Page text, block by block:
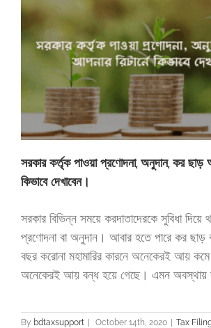
সরকার কর্তৃক পাওয়া প্রণোদনা, অনুদান, কর ছাড়
কিভাবে দেখাবেন।
সরকার বিভিন্ন সময়ে করদাতাদেরকে সুবিধা দিয়ে
প্রণোদনা বা অনুদান। আবার হতে পারে কর ছাড়
বছর করোনা মহামারির কারনে অনেকেরই আয়
অনেকেরই আয় বন্ধ হয়ে গেছে। এমন অবস্থায়
By bdtaxsupport | October 14th, 2020 | Tax